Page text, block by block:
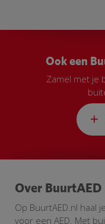
Ook een
Zamel met je
Over BuurtAED
Op BuurtAED.nl haal
voor een AED. Met